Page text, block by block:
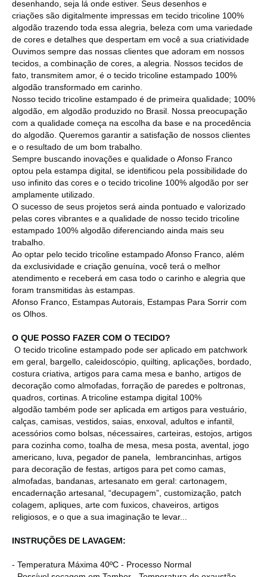
desenhando, seja lá onde estiver. Seus desenhos e
criações são digitalmente impressas em tecido tricoline 100%
algodão trazendo toda essa alegria, beleza com uma variedade
de cores e detalhes que despertam em você a sua criatividade
Ouvimos sempre das nossas clientes que adoram em nossos
tecidos, a combinação de cores, a alegria. Nossos tecidos de
fato, transmitem amor, é o tecido tricoline estampado 100%
algodão transformado em carinho.
Nosso tecido tricoline estampado é de primeira qualidade; 100%
algodão, em algodão produzido no Brasil. Nossa preocupação
com a qualidade começa na escolha da base e na procedência
do algodão. Queremos garantir a satisfação de nossos clientes
e o resultado de um bom trabalho.
Sempre buscando inovações e qualidade o Afonso Franco
optou pela estampa digital, se identificou pela possibilidade do
uso infinito das cores e o tecido tricoline 100% algodão por ser
amplamente utilizado.
O sucesso de seus projetos será ainda pontuado e valorizado
pelas cores vibrantes e a qualidade de nosso tecido tricoline
estampado 100% algodão diferenciando ainda mais seu
trabalho.
Ao optar pelo tecido tricoline estampado Afonso Franco, além
da exclusividade e criação genuína, você terá o melhor
atendimento e receberá em casa todo o carinho e alegria que
foram transmitidas às estampas.
Afonso Franco, Estampas Autorais, Estampas Para Sorrir com
os Olhos.
O QUE POSSO FAZER COM O TECIDO?
O tecido tricoline estampado pode ser aplicado em patchwork
em geral, bargello, caleidoscópio, quilting, aplicações, bordado,
costura criativa, artigos para cama mesa e banho, artigos de
decoração como almofadas, forração de paredes e poltronas,
quadros, cortinas. A tricoline estampa digital 100%
algodão também pode ser aplicada em artigos para vestuário,
calças, camisas, vestidos, saias, enxoval, adultos e infantil,
acessórios como bolsas, nécessaires, carteiras, estojos, artigos
para cozinha como, toalha de mesa, mesa posta, avental, jogo
americano, luva, pegador de panela, lembrancinhas, artigos
para decoração de festas, artigos para pet como camas,
almofadas, bandanas, artesanato em geral: cartonagem,
encadernação artesanal, “decupagem”, customização, patch
colagem, apliques, arte com fuxicos, chaveiros, artigos
religiosos, e o que a sua imaginação te levar...
INSTRUÇÕES DE LAVAGEM:
- Temperatura Máxima 40ºC - Processo Normal